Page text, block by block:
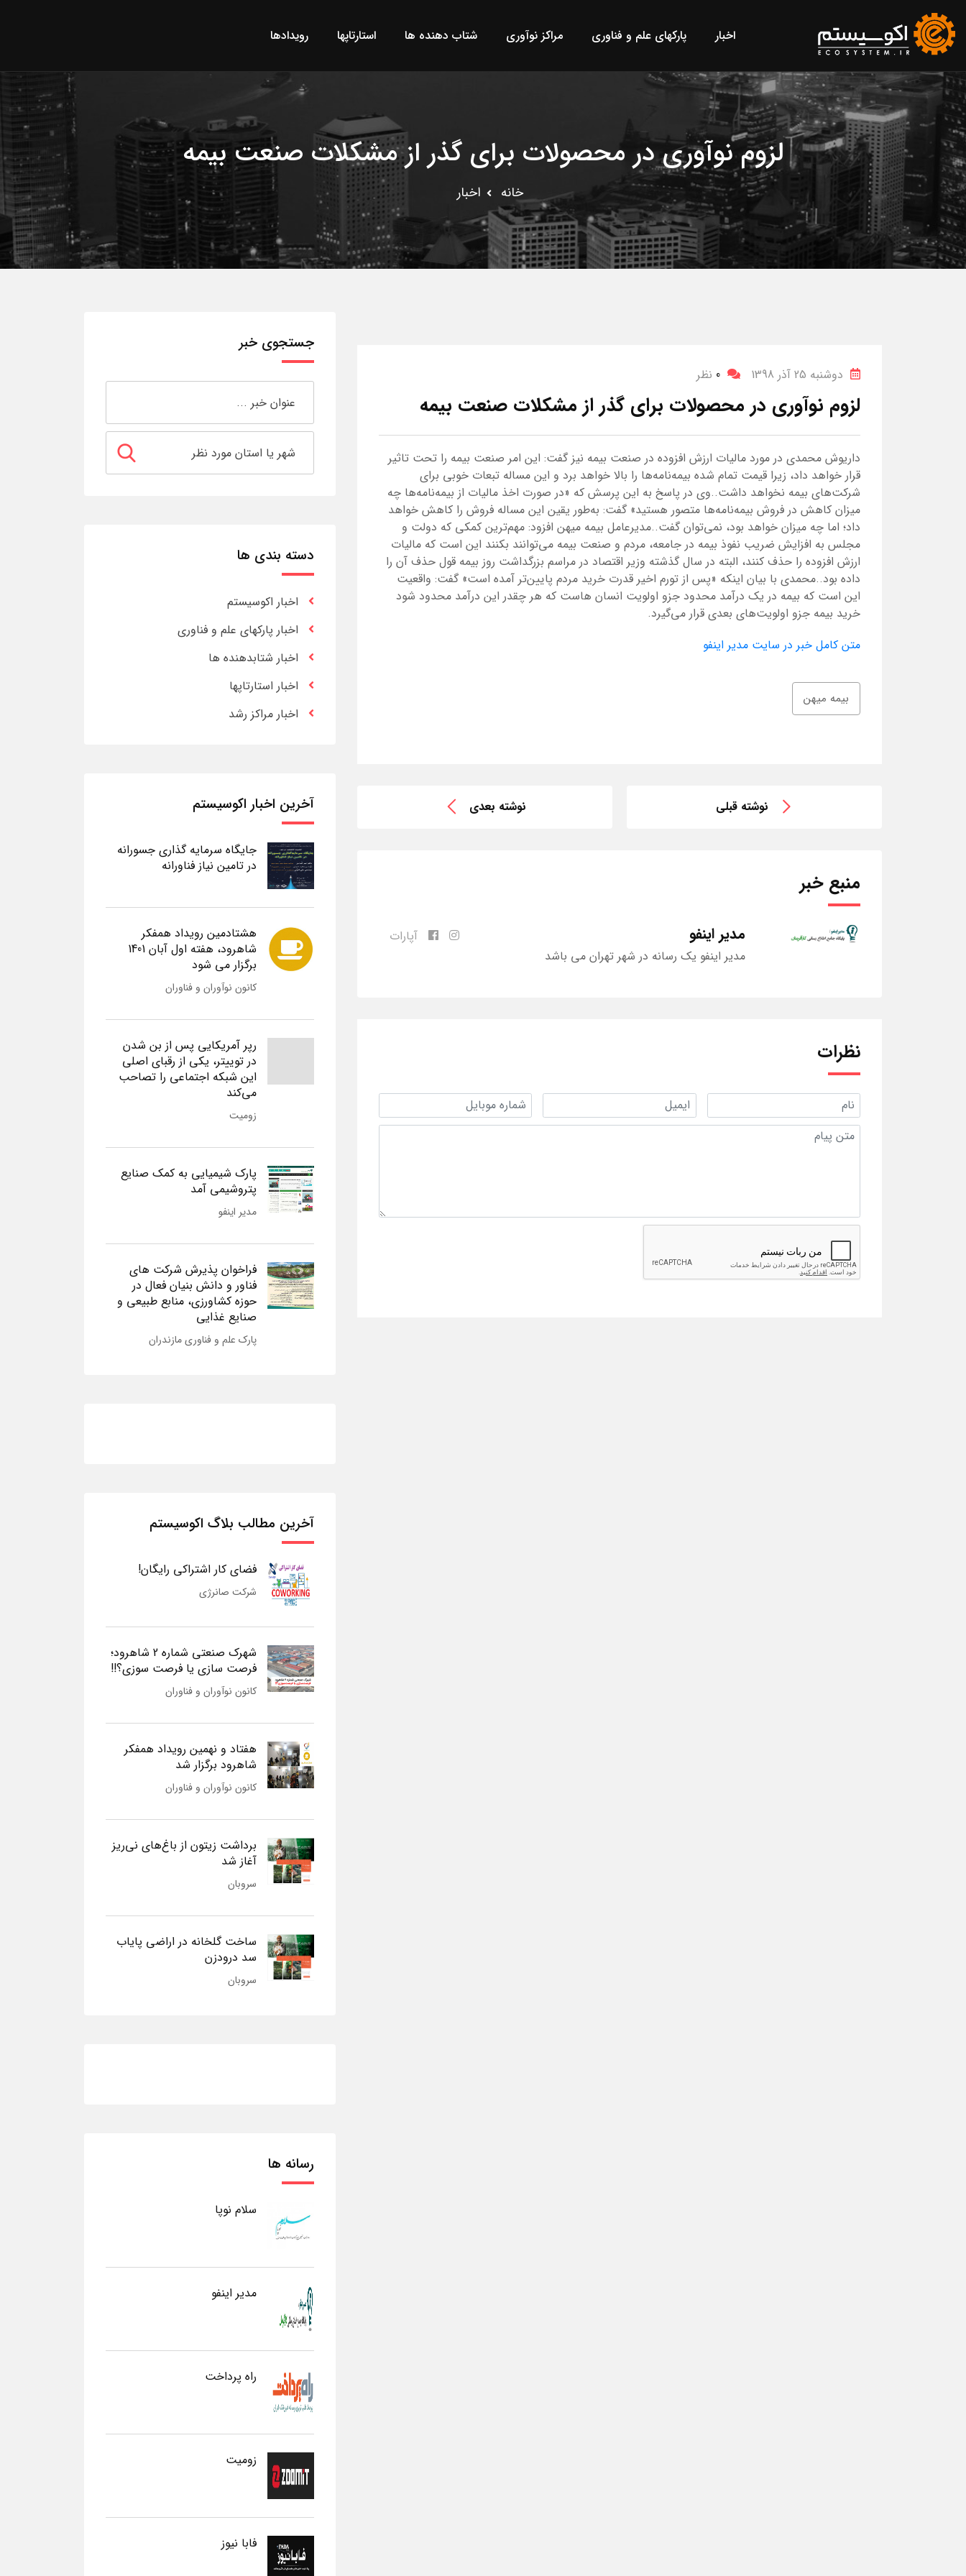
اخبار پارکهای علم و فناوری مراکز نوآوری شتاب دهنده ها استارتاپها رویدادها
لزوم نوآوری در محصولات برای گذر از مشکلات صنعت بیمه
خانه اخبار
دوشنبه 25 آذر 1398 0 نظر
لزوم نوآوری در محصولات برای گذر از مشکلات صنعت بیمه
داریوش محمدی در مورد مالیات ارزش افزوده در صنعت بیمه نیز گفت: این امر صنعت بیمه را تحت تاثیر
قرار خواهد داد، زیرا قیمت تمام شده بیمه‌نامه‌ها را بالا خواهد برد و این مساله تبعات خوبی برای
شرکت‌های بیمه نخواهد داشت..وی در پاسخ به این پرسش که «در صورت اخذ مالیات از بیمه‌نامه‌ها چه
میزان کاهش در فروش بیمه‌نامه‌ها متصور هستید» گفت: به‌طور یقین این مساله فروش را کاهش خواهد
داد؛ اما چه میزان خواهد بود، نمی‌توان گفت..مدیرعامل بیمه میهن افزود: مهم‌ترین کمکی که دولت و
مجلس به افزایش ضریب نفوذ بیمه در جامعه، مردم و صنعت بیمه می‌توانند بکنند این است که مالیات
ارزش افزوده را حذف کنند، البته در سال گذشته وزیر اقتصاد در مراسم بزرگداشت روز بیمه قول حذف آن را
داده بود..محمدی با بیان اینکه «پس از تورم اخیر قدرت خرید مردم پایین‌تر آمده است» گفت: واقعیت
این است که بیمه در یک درآمد محدود جزو اولویت انسان هاست که هر چقدر این درآمد محدود شود
خرید بیمه جزو اولویت‌های بعدی قرار می‌گیرد.
متن کامل خبر در سایت مدیر اینفو
بیمه میهن
نوشته قبلی نوشته بعدی
منبع خبر
مدیر اینفو
مدیر اینفو یک رسانه در شهر تهران می باشد
آپارات
نظرات
جستجوی خبر
دسته بندی ها
اخبار اکوسیستم
اخبار پارکهای علم و فناوری
اخبار شتابدهنده ها
اخبار استارتاپها
اخبار مراکز رشد
آخرین اخبار اکوسیستم
جایگاه سرمایه گذاری جسورانه
در تامین نیاز فناورانه
هشتادمین رویداد همفکر
شاهرود، هفته اول آبان 1401
برگزار می شود
کانون نوآوران و فناوران
رپر آمریکایی پس از بن شدن
در توییتر، یکی از رقبای اصلی
این شبکه اجتماعی را تصاحب
می‌کند
زومیت
پارک شیمیایی به کمک صنایع
پتروشیمی آمد
مدیر اینفو
فراخوان پذیرش شرکت های
فناور و دانش بنیان فعال در
حوزه کشاورزی، منابع طبیعی و
صنایع غذایی
پارک علم و فناوری مازندران
آخرین مطالب بلاگ اکوسیستم
فضای کار اشتراکی رایگان!
شرکت صانرژی
شهرک صنعتی شماره 2 شاهرود؛
فرصت سازی یا فرصت سوزی؟!!
کانون نوآوران و فناوران
هفتاد و نهمین رویداد همفکر
شاهرود برگزار شد
کانون نوآوران و فناوران
برداشت زیتون از باغ‌های نی‌ریز
آغاز شد
سروبان
ساخت گلخانه در اراضی پایاب
سد درودزن
سروبان
رسانه ها
سلام نوپا
مدیر اینفو
راه پرداخت
زومیت
فابا نیوز